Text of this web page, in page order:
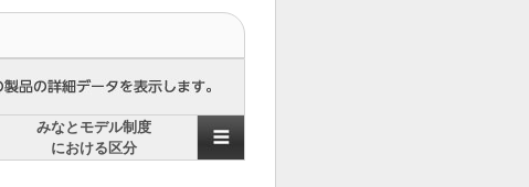
みなとモデル制度
における区分